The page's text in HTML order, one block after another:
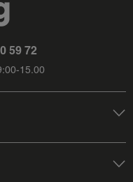
59 72
15.00